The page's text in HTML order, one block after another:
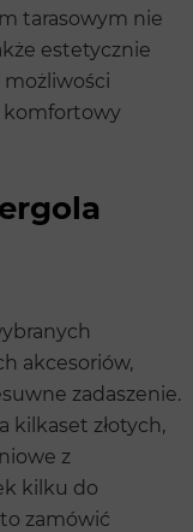
tarasowym nie
estetycznie
komfortowy
akcesoriów,
zadaszenie.
kilkaset złotych,
z
kilku do
zamówić